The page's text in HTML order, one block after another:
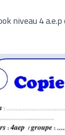
niveau 4